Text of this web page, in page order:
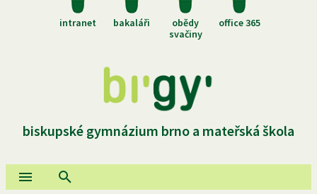
intranet bakaláři
obědy
svačiny
office 365
biskupské gymnázium brno a mateřská škola